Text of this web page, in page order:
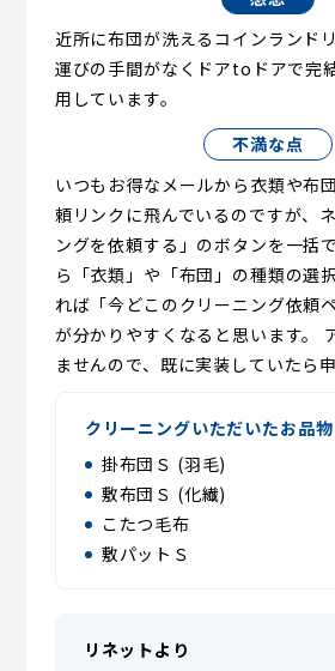
近所に布団が洗えるコインランド
運びの手間がなくドアtoドアで完
用しています。
不満な点
いつもお得なメールから衣類や布
頼リンクに飛んでいるのですが、
ングを依頼する」のボタンを一括
ら「衣類」や「布団」の種類の選
れば「今どこのクリーニング依頼
が分かりやすくなると思います。
ませんので、既に実装していたら
クリーニングいただいたお品物
掛布団Ｓ (羽毛)
敷布団Ｓ (化繊)
こたつ毛布
敷パットＳ
リネットより